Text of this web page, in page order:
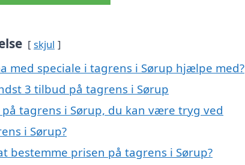
skjul
med speciale i tagrens i Sørup hjælpe med?
3 tilbud på tagrens i Sørup
tagrens i Sørup, du kan være tryg ved
i Sørup?
bestemme prisen på tagrens i Sørup?